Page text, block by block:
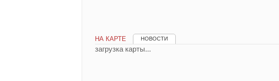
НА КАРТЕ НОВОСТИ
загрузка карты...